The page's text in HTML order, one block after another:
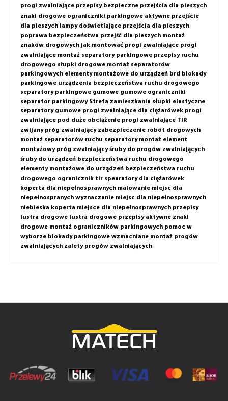
progi zwalniające przepisy bezpieczne przejścia dla pieszych
znaki drogowe ograniczniki parkingowe aktywne przejście
dla pieszych lampy doświetlające przejścia dla pieszych
poprawa bezpieczeństwa przejść dla pieszych montaż
znaków drogowychjak montować progi zwalniające progi
zwalniające montaż separatory parkingowe przepisy ruchu
drogowego słupki drogowe montaż separatorów
parkingowych elementy montażowe do urządzeń brd blokady
parkingowe urządzenia bezpieczeństwa ruchu drogowego
separatory parkingowe gumowe gumowe ograniczniki
separator parkingowy Strefa zamieszkania słupki elastyczne
separatory gumowe progi zwalniające dla ciężarówek progi
zwalniające pod duże obciążenie progi zwalniające TIR
zwijany próg zwalniający zabezpieczenie robót drogowych
montaż separatorów ruchu separatory montaż element
montażowy próg zwalniającyśruby do progów zwalniających
śruby do urządzeń bezpieczeństwa ruchu drogowego
elementy montażowe do urządzeń bezpieczeństwa ruchu
drogowego ogranicznik tir spearatory dla ciężarówek
koperta dla niepełnosprawnych malowanie miejsc dla
niepełnospranychwyznaczanie miejsc dla niepełnosprawnych
niebieska koperta miejsce dla niepełnosprawnych przepisy
lustra drogowe lustra drogowe przepisy aktywne znaki
drogowe montaż ograniczników parkingowych pomoc w
wyborze blokady parkingowe wzmacniane montaż progów
zwalniających zalety progów zwalniających